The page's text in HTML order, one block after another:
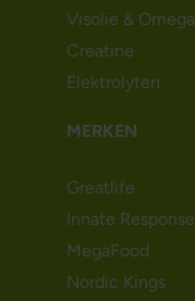
Visolie & Omega
Creatine
Elektrolyten
MERKEN
Greatlife
Innate Response
MegaFood
Nordic Kings